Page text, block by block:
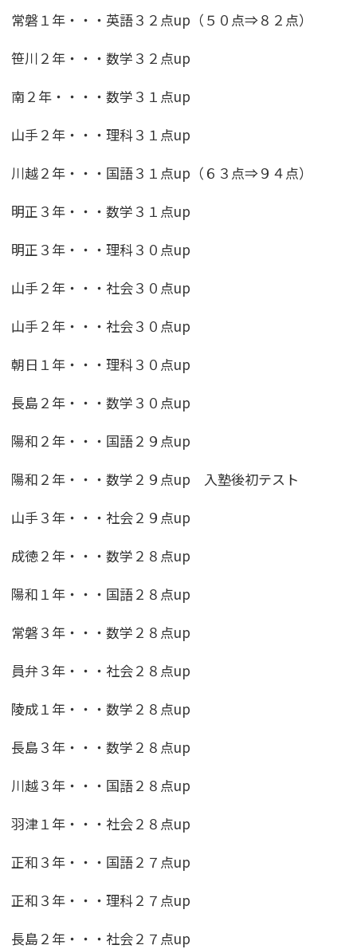
常磐１年・・・英語３２点up（５０点⇒８２点）
笹川２年・・・数学３２点up
南２年・・・・数学３１点up
山手２年・・・理科３１点up
川越２年・・・国語３１点up（６３点⇒９４点）
明正３年・・・数学３１点up
明正３年・・・理科３０点up
山手２年・・・社会３０点up
山手２年・・・社会３０点up
朝日１年・・・理科３０点up
長島２年・・・数学３０点up
陽和２年・・・国語２９点up
陽和２年・・・数学２９点up 入塾後初テスト
山手３年・・・社会２９点up
成徳２年・・・数学２８点up
陽和１年・・・国語２８点up
常磐３年・・・数学２８点up
員弁３年・・・社会２８点up
陵成１年・・・数学２８点up
長島３年・・・数学２８点up
川越３年・・・国語２８点up
羽津１年・・・社会２８点up
正和３年・・・国語２７点up
正和３年・・・理科２７点up
長島２年・・・社会２７点up